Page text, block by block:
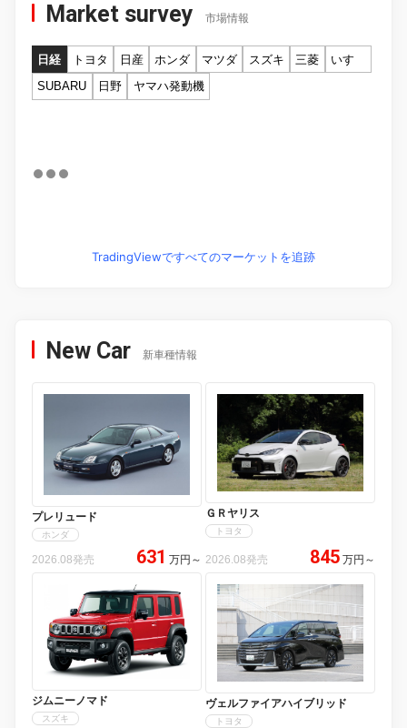
Market survey 市場情報
日経 トヨタ 日産 ホンダ マツダ スズキ 三菱
いすゞ
SUBARU
日野 ヤマハ発動機
TradingViewですべてのマーケットを追跡
New Car 新車種情報
プレリュード
ホンダ
2026.08発売 631 万円 ～
ＧＲヤリス
トヨタ
2026.08発売 845 万円 ～
ジムニーノマド
スズキ
ヴェルファイアハイブリッド
トヨタ